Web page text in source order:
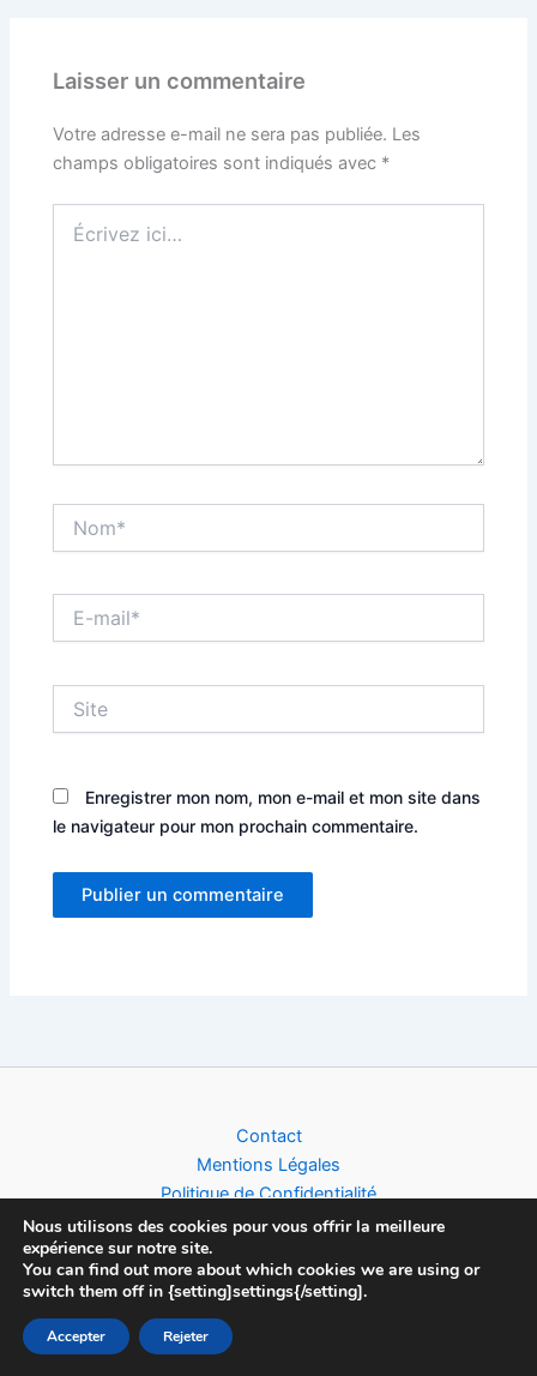
Laisser un commentaire
Votre adresse e-mail ne sera pas publiée. Les
champs obligatoires sont indiqués avec *
ici…
mail*
Enregistrer mon nom, mon e-mail et mon site dans
le navigateur pour mon prochain commentaire.
Contact
Mentions Légales
Politique de Confidentialité
Copyright © 2026 Football World Cup News | Toute l'actualité du
Foot (Clubs, Compétitions & Equipes Nationales), créé par
Nous utilisons des cookies pour vous offrir la meilleure
expérience sur notre site.
You can find out more about which cookies we are using or
switch them off in {setting]settings{/setting].
Accepter Rejeter